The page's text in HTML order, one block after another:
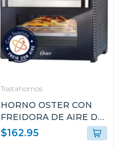
Tostahornos
HORNO OSTER CON
FREIDORA DE AIRE DE
22L CON
RECUBRIMIENTO
$162.95